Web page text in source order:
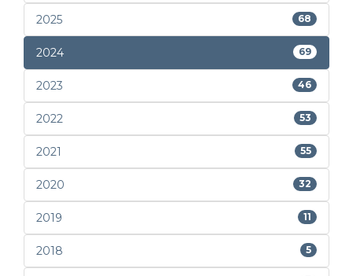
2025 68
2024 69
2023 46
2022 53
2021 55
2020 32
2019 11
2018 5